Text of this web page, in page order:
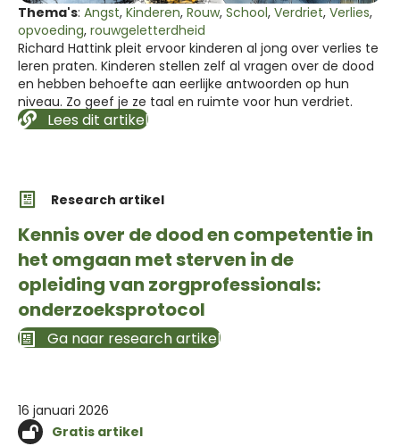
Thema's: Angst, Kinderen, Rouw, School, Verdriet, Verlies,
opvoeding, rouwgeletterdheid
Richard Hattink pleit ervoor kinderen al jong over verlies te
leren praten. Kinderen stellen zelf al vragen over de dood
en hebben behoefte aan eerlijke antwoorden op hun
niveau. Zo geef je ze taal en ruimte voor hun verdriet.
Lees dit artikel
Research artikel
Kennis over de dood en competentie in
het omgaan met sterven in de
opleiding van zorgprofessionals:
onderzoeksprotocol
Ga naar research artikel
16 januari 2026
Gratis artikel